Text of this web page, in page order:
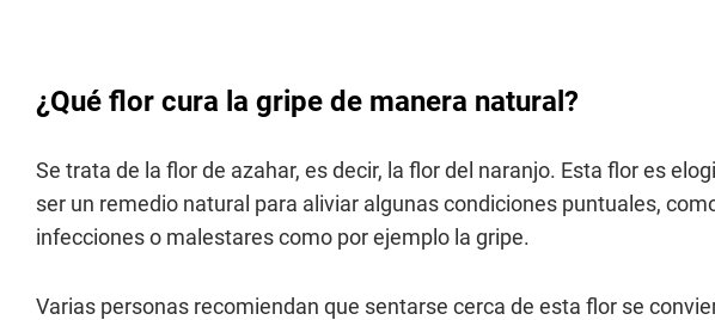
¿Qué flor cura la gripe de manera natural?
Se trata de la flor de azahar, es decir, la flor del naranjo. Esta flor es
ser un remedio natural para aliviar algunas condiciones puntuales,
infecciones o malestares como por ejemplo la gripe.
Varias personas recomiendan que sentarse cerca de esta flor se